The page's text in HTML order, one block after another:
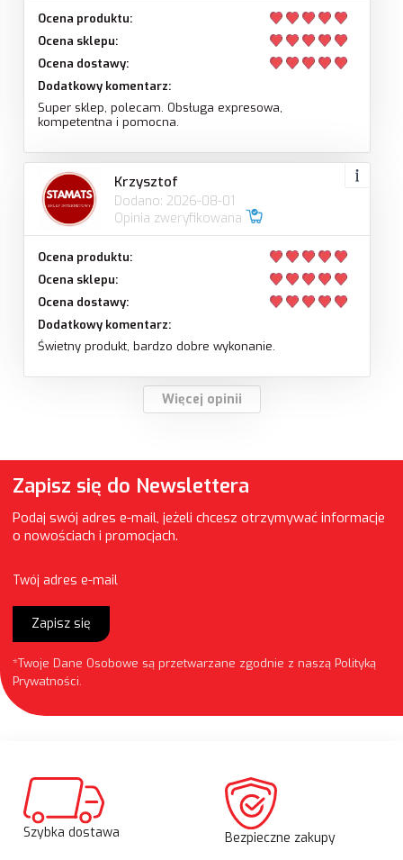
Ocena produktu:
Ocena sklepu:
Ocena dostawy:
Dodatkowy komentarz:
Super sklep, polecam. Obsługa expresowa,
kompetentna i pomocna.
Krzysztof
Dodano: 2026-08-01
Opinia zweryfikowana
Ocena produktu:
Ocena sklepu:
Ocena dostawy:
Dodatkowy komentarz:
Świetny produkt, bardzo dobre wykonanie.
Więcej opinii
Zapisz się do Newslettera
Podaj swój adres e-mail, jeżeli chcesz otrzymywać informacje
o nowościach i promocjach.
Twój adres e-mail
Zapisz się
*Twoje Dane Osobowe są przetwarzane zgodnie z naszą Polityką
Prywatności.
Szybka dostawa Bezpieczne zakupy